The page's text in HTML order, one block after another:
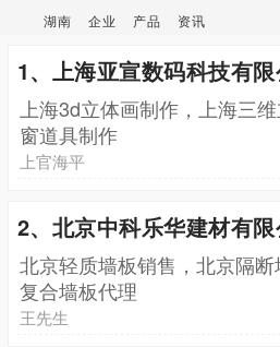
湖南 企业 产品 资讯
1、上海亚宣数码科技有限
上海3d立体画制作，上海三
窗道具制作
上官海平
2、北京中科乐华建材有限
北京轻质墙板销售，北京隔
复合墙板代理
王先生